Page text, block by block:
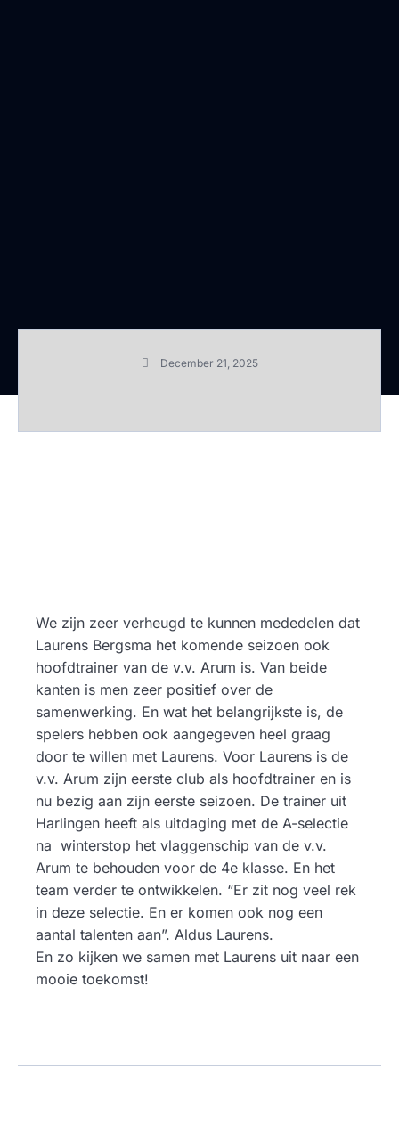
December 21, 2025
We zijn zeer verheugd te kunnen mededelen dat
Laurens Bergsma het komende seizoen ook
hoofdtrainer van de v.v. Arum is. Van beide
kanten is men zeer positief over de
samenwerking. En wat het belangrijkste is, de
spelers hebben ook aangegeven heel graag
door te willen met Laurens. Voor Laurens is de
v.v. Arum zijn eerste club als hoofdtrainer en is
nu bezig aan zijn eerste seizoen. De trainer uit
Harlingen heeft als uitdaging met de A-selectie
na winterstop het vlaggenschip van de v.v.
Arum te behouden voor de 4e klasse. En het
team verder te ontwikkelen. “Er zit nog veel rek
in deze selectie. En er komen ook nog een
aantal talenten aan”. Aldus Laurens.
En zo kijken we samen met Laurens uit naar een
mooie toekomst!